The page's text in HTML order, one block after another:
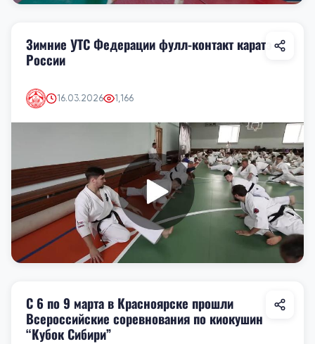
Зимние УТС Федерации фулл-контакт каратэ
России
16.03.2026 1,166
С 6 по 9 марта в Красноярске прошли
Всероссийские соревнования по киокушин
“Кубок Сибири”